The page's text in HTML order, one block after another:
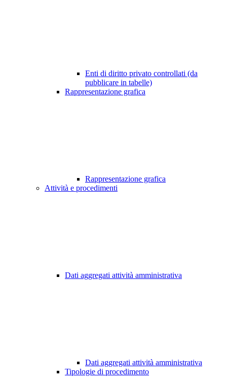
Enti di diritto privato controllati (da
pubblicare in tabelle)
Rappresentazione grafica
Rappresentazione grafica
Attività e procedimenti
Dati aggregati attività amministrativa
Dati aggregati attività amministrativa
Tipologie di procedimento